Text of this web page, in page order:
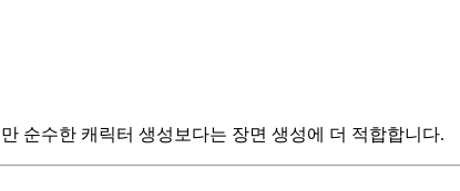
순수한 캐릭터 생성보다는 장면 생성에 더 적합합니다.